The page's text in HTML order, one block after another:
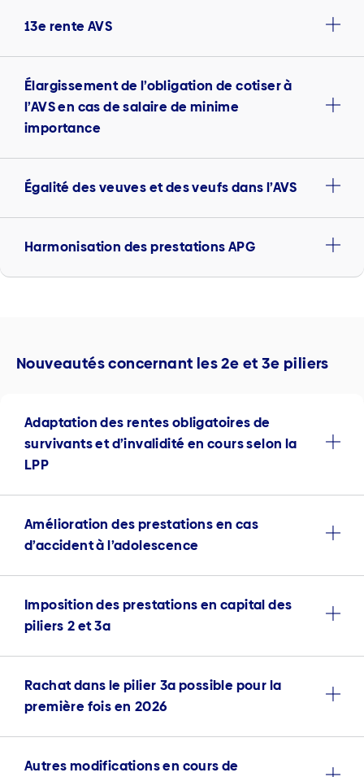
13e rente AVS
Élargissement de l’obligation de cotiser à
l’AVS en cas de salaire de minime
importance
Égalité des veuves et des veufs dans l’AVS
Harmonisation des prestations APG
Nouveautés concernant les 2e et 3e piliers
Adaptation des rentes obligatoires de
survivants et d’invalidité en cours selon la
LPP
Amélioration des prestations en cas
d’accident à l’adolescence
Imposition des prestations en capital des
piliers 2 et 3a
Rachat dans le pilier 3a possible pour la
première fois en 2026
Autres modifications en cours de